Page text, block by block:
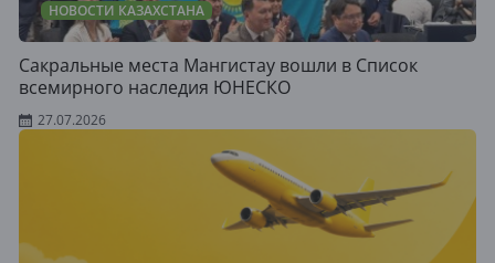
НОВОСТИ КАЗАХСТАНА
Сакральные места Мангистау вошли в Список
всемирного наследия ЮНЕСКО
27.07.2026